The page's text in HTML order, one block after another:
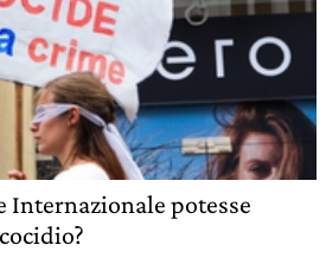
Internazionale potesse